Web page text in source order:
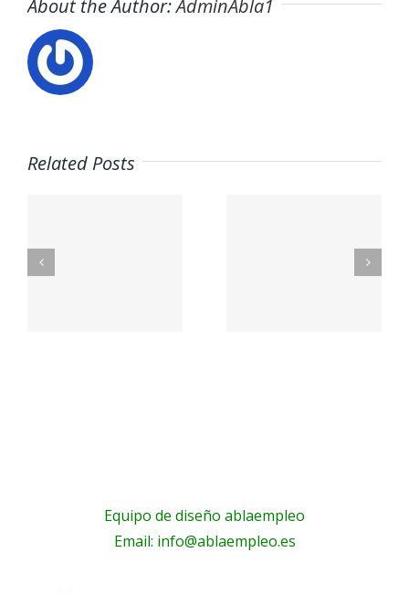
About the Author:AdminAbla1
Related Posts
Usuario –
Equipo de diseño ablaempleo
Email: info@ablaempleo.es